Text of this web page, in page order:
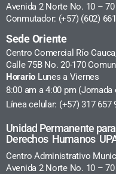
Avenida 2 Norte No. 10 – 70
Conmutador: (+57) (602)
Sede Oriente
Centro Comercial Río
Calle 75B No. 20-170
Horario Lunes a Viernes
8:00 am a 4:00 pm (Jornada
Línea celular: (+57) 317 657
Unidad Permanente
Derechos Humanos
Centro Administrativo
Avenida 2 Norte No. 10 – 70